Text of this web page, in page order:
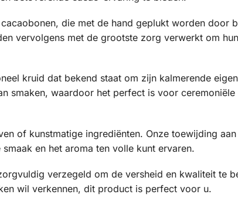
die met de hand geplukt worden door
vervolgens met de grootste zorg verwerkt om
kruid dat bekend staat om zijn kalmerende
smaken, waardoor het perfect is voor
of kunstmatige ingrediënten. Onze toewijding
en het aroma ten volle kunt ervaren.
verzegeld om de versheid en kwaliteit te
wil verkennen, dit product is perfect voor u.